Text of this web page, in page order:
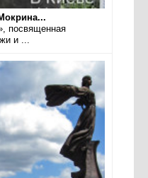
посвященная
и ...